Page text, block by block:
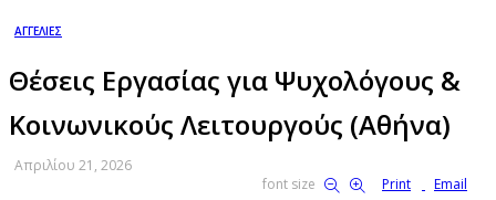
ΑΓΓΕΛΙΕΣ
Θέσεις Εργασίας για Ψυχολόγους &
Κοινωνικούς Λειτουργούς (Αθήνα)
Απριλίου 21, 2026
font size
Print Email